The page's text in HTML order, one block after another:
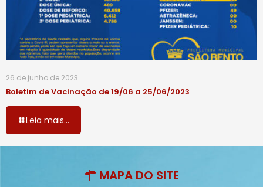
26 de junho de 2023
Boletim de Vacinação de 19/06 a 25/06/2023
Leia mais...
MAPA DO SITE